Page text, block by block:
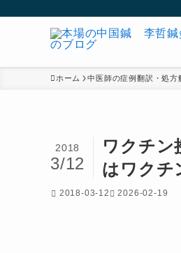
ホーム 中医師の症例翻訳・処方
ワクチン
はワクチ
2018
3/12
2018-03-12 2026-02-19